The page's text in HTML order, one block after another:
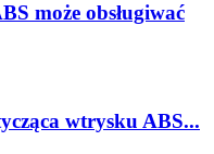
może obsługiwać
wtrysku ABS...